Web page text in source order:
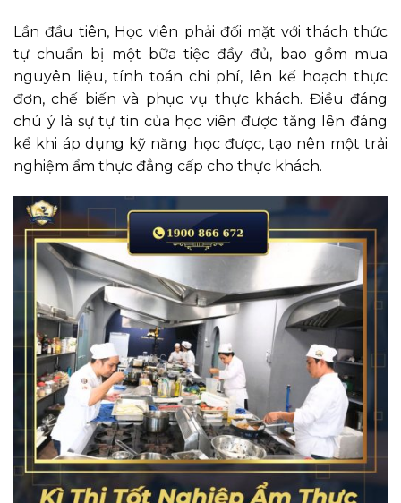
Lần đầu tiên, Học viên phải đối mặt với thách thức
tự chuẩn bị một bữa tiệc đầy đủ, bao gồm mua
nguyên liệu, tính toán chi phí, lên kế hoạch thực
đơn, chế biến và phục vụ thực khách. Điều đáng
chú ý là sự tự tin của học viên được tăng lên đáng
kể khi áp dụng kỹ năng học được, tạo nên một trải
nghiệm ẩm thực đẳng cấp cho thực khách.